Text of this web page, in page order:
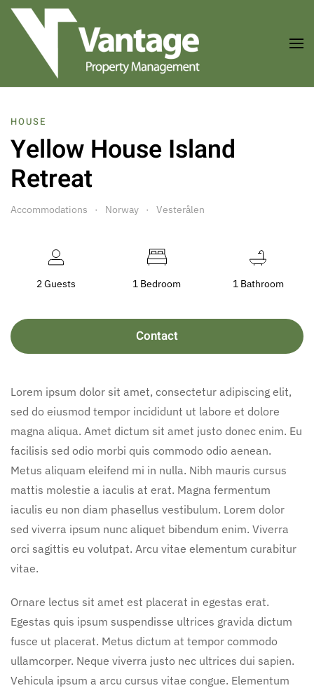
Skip to main content
HOUSE
Yellow House Island
Retreat
Accommodations Norway Vesterålen
2 Guests 1 Bedroom 1 Bathroom
Contact
Lorem ipsum dolor sit amet, consectetur adipiscing elit,
sed do eiusmod tempor incididunt ut labore et dolore
magna aliqua. Amet dictum sit amet justo donec enim. Eu
facilisis sed odio morbi quis commodo odio aenean.
Metus aliquam eleifend mi in nulla. Nibh mauris cursus
mattis molestie a iaculis at erat. Magna fermentum
iaculis eu non diam phasellus vestibulum. Lorem dolor
sed viverra ipsum nunc aliquet bibendum enim. Viverra
orci sagittis eu volutpat. Arcu vitae elementum curabitur
vitae.
Ornare lectus sit amet est placerat in egestas erat.
Egestas quis ipsum suspendisse ultrices gravida dictum
fusce ut placerat. Metus dictum at tempor commodo
ullamcorper. Neque viverra justo nec ultrices dui sapien.
Vehicula ipsum a arcu cursus vitae congue. Elementum